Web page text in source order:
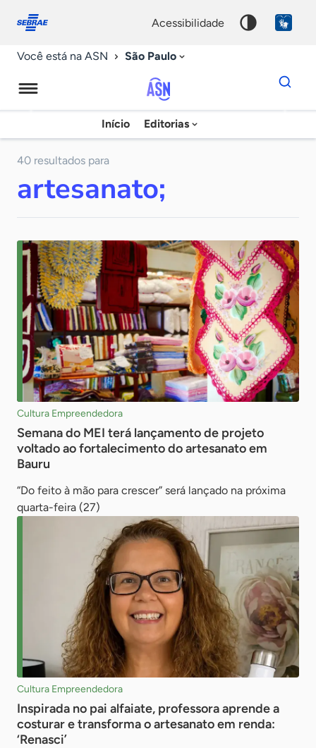
conosco
acessibilidade
Você está na ASN São Paulo
Agência
Sebrae
Notícias
Início Editorias
Dados
para
chave
40 resultados para
artesanato;
Cultura Empreendedora
Semana do MEI terá lançamento de projeto
voltado ao fortalecimento do artesanato em
Bauru
“Do feito à mão para crescer” será lançado na próxima
quarta-feira (27)
Cultura Empreendedora
Inspirada no pai alfaiate, professora aprende a
costurar e transforma o artesanato em renda:
‘Renasci’